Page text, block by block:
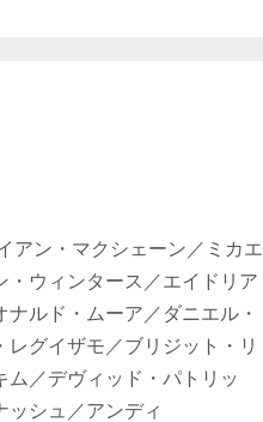
アン・マクシェーン／ミカエ
・ウィンタース／エイドリア
ルド・ムーア／ダニエル・
グイザモ／ブリジット・リ
／デヴィッド・パトリッ
ッシュ／アンディ